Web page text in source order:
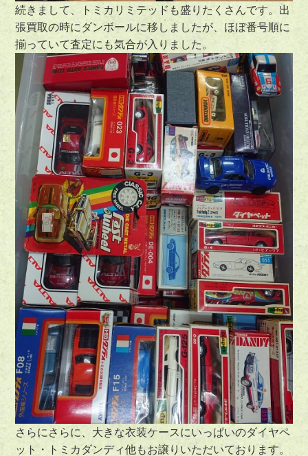
続きまして、トミカリミテッドも盛りたくさんです。出
張買取の時にダンボールに移しましたが、ほぼ番号順に
揃っていて査定にも気合が入りました。
さらにさらに、大きな衣装ケースにいっぱいのダイヤペ
ット・トミカダンディ他もお譲りいただいております。